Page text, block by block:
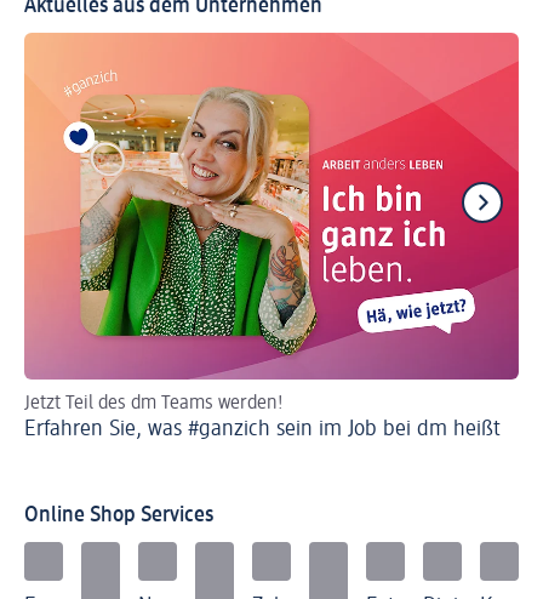
Aktuelles aus dem Unternehmen
Jetzt Teil des dm Teams werden!
Erfahren Sie, was #ganzich sein im Job bei dm heißt
Online Shop Services